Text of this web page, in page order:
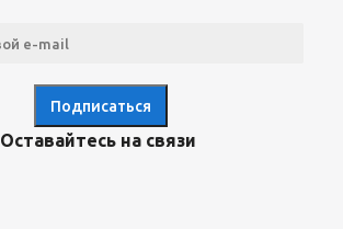
Оставайтесь на связи